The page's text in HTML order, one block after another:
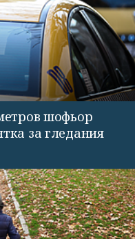
шофьор
за гледания